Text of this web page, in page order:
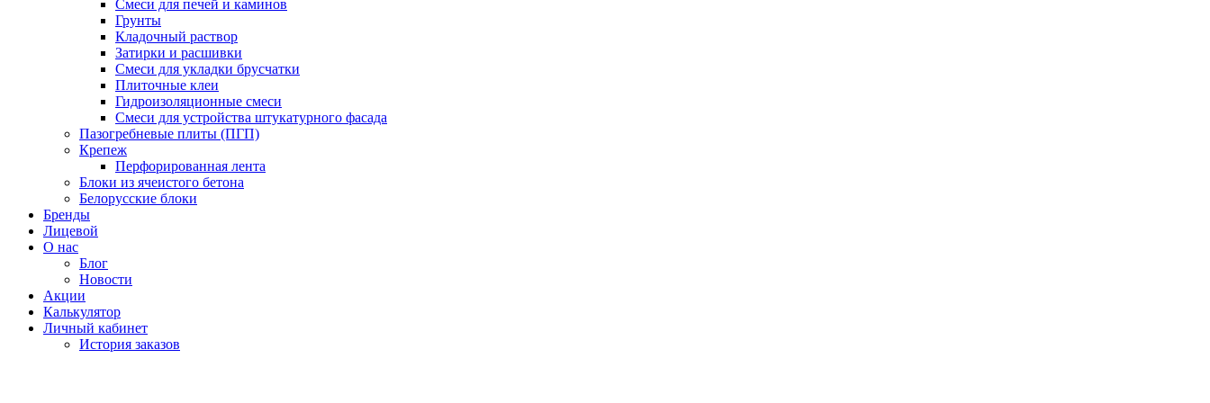
Смеси для печей и каминов
Грунты
Кладочный раствор
Затирки и расшивки
Смеси для укладки брусчатки
Плиточные клеи
Гидроизоляционные смеси
Смеси для устройства штукатурного фасада
Пазогребневые плиты (ПГП)
Крепеж
Перфорированная лента
Блоки из ячеистого бетона
Белорусские блоки
Бренды
Лицевой
О нас
Блог
Новости
Акции
Калькулятор
Личный кабинет
История заказов